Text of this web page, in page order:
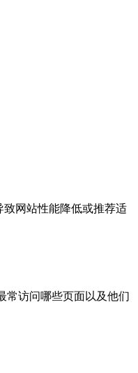
致网站性能降低或推荐适
常访问哪些页面以及他们